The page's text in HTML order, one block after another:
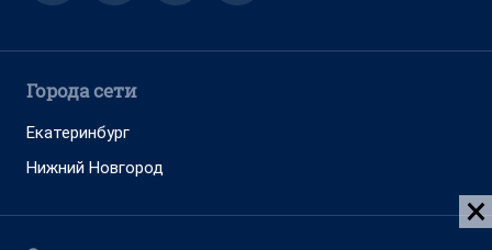
Города сети
Екатеринбург
Нижний Новгород